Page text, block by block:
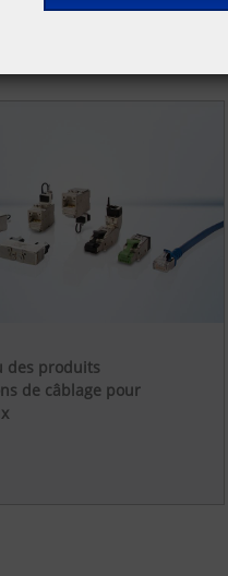
des produits
de câblage pour